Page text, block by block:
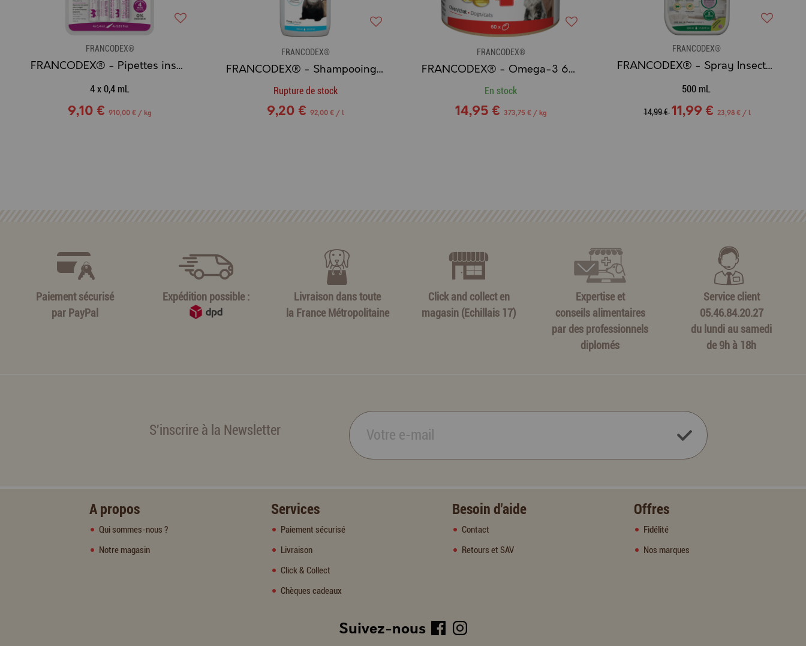
FRANCODEX®
FRANCODEX® - Pipettes insectifuges
4 x 0,4 mL
9,10 € 910,00 € / kg
FRANCODEX®
FRANCODEX® - Shampooing Anti-odeur Sans Rinçage pour Furet
Rupture de stock
9,20 € 92,00 € / l
FRANCODEX®
FRANCODEX® - Omega-3 60 capsules
En stock
14,95 € 373,75 € / kg
FRANCODEX®
FRANCODEX® - Spray Insectifuge Habitat
500 mL
14,99 €11,99 € 23,98 € / l
Paiement sécurisé
par PayPal
Expédition possible :
Livraison dans toute
la France Métropolitaine
Click and collect en
magasin (Echillais 17)
Expertise et
conseils alimentaires
par des professionnels
diplomés
Service client
05.46.84.20.27
du lundi au samedi
de 9h à 18h
S'inscrire à la Newsletter
A propos
Qui sommes-nous ?
Notre magasin
Services
Paiement sécurisé
Livraison
Click & Collect
Chèques cadeaux
Besoin d'aide
Contact
Retours et SAV
Offres
Fidélité
Nos marques
Suivez-nous